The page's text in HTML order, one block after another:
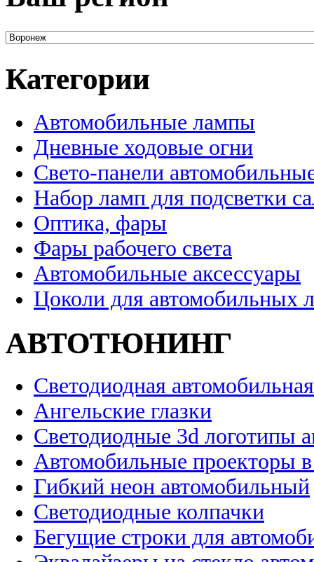
Категории
Автомобильные лампы
Дневные ходовые огни
Свето-панели
Набор ламп для подсветки
Оптика, фары
Фары рабочего света
Автомобильные аксессуары
Цоколи для автомобильных
АВТОТЮНИНГ
Светодиодная
Ангельские глазки
Светодиодные 3d логотипы
Автомобильные проекторы
Гибкий неон автомобильный
Светодиодные колпачки
Бегущие строки для